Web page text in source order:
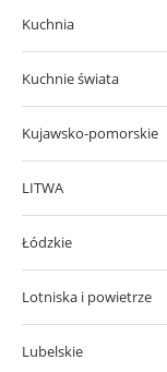
Kuchnia
Kuchnie świata
Kujawsko-pomorskie
LITWA
Łódzkie
Lotniska i powietrze
Lubelskie